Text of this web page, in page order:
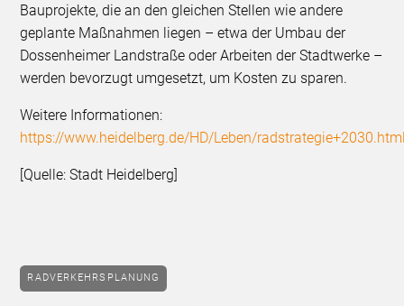
Bauprojekte, die an den gleichen Stellen wie andere
geplante Maßnahmen liegen – etwa der Umbau der
Dossenheimer Landstraße oder Arbeiten der Stadtwerke –
werden bevorzugt umgesetzt, um Kosten zu sparen.
Weitere Informationen:
https://www.heidelberg.de/HD/Leben/
[Quelle: Stadt Heidelberg]
RADVERKEHRSPLANUNG